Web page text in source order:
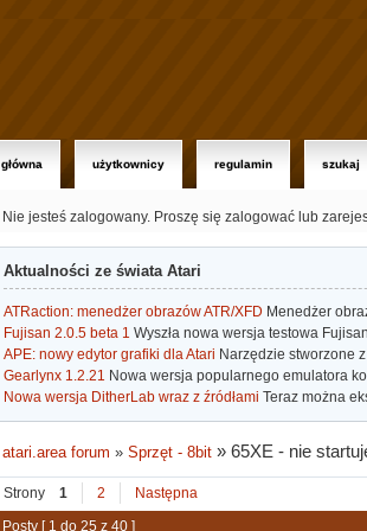
główna użytkownicy regulamin szukaj
Nie jesteś zalogowany. Proszę się zalogować lub
Aktualności ze świata Atari
ATRaction: menedżer obrazów ATR/XFD Menedżer
Fujisan 2.0.5 beta 1 Wyszła nowa wersja testowa
APE: nowy edytor grafiki dla Atari Narzędzie stworzone
Gearlynx 1.2.21 Nowa wersja popularnego emulatora
Nowa wersja DitherLab wraz z źródłami Teraz można
atari.area forum »Sprzęt - 8bit »65XE - nie
Strony 1 2
Następna
Posty [ 1 do 25 z 40 ]